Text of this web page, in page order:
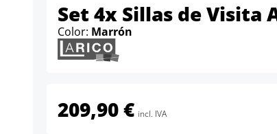
Set 4x Sillas de Visita
Color: Marrón
209,90 € incl. IVA